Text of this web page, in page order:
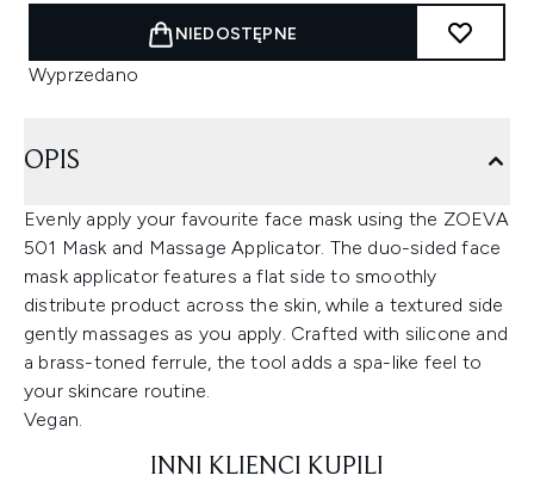
NIEDOSTĘPNE
Wyprzedano
OPIS
Evenly apply your favourite face mask using the ZOEVA
501 Mask and Massage Applicator. The duo-sided face
mask applicator features a flat side to smoothly
distribute product across the skin, while a textured side
gently massages as you apply. Crafted with silicone and
a brass-toned ferrule, the tool adds a spa-like feel to
your skincare routine.
Vegan.
INNI KLIENCI KUPILI